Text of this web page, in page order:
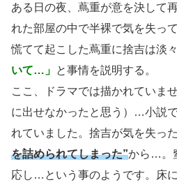
ある日の夜、蔦重が意を決して
れた部屋の中で半裸で気を失っ
慌てて起こした蔦重に捨吉は淡
いて…」 と事情を説明する。
ここ、ドラマでは描かれていま
に出せなかったと思う）…小説
れていました。捨吉が気を失った
を詰められてしまった”から…。
応し…という事のようです。床